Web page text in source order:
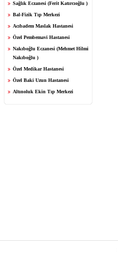
Sağlık Eczanesi (Ferit Katırcıoğlu )
Bal-Fizik Tıp Merkezi
Acıbadem Maslak Hastanesi
Özel Pembemavi Hastanesi
Nakıboğlu Eczanesi (Mehmet Hilmi
Nakıboğlu )
Özel Medikar Hastanesi
Özel Baki Uzun Hastanesi
Altınoluk Ekin Tıp Merkezi